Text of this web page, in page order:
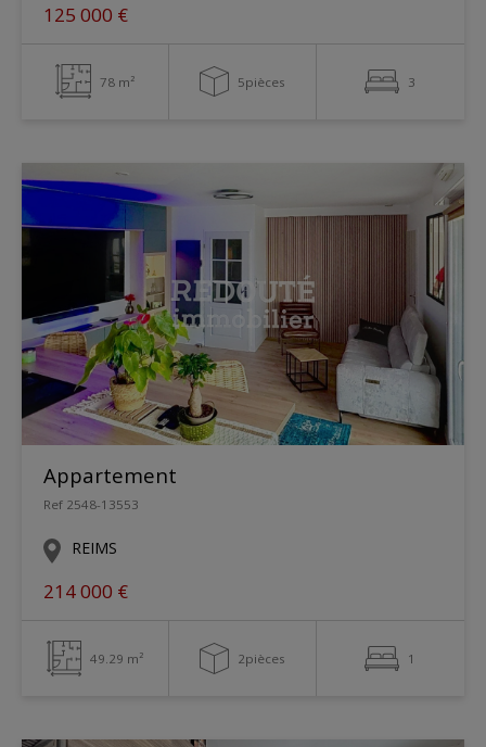
125 000 €
78 m² 5pièces 3
Appartement
Ref 2548-13553
REIMS
214 000 €
49.29 m² 2pièces 1